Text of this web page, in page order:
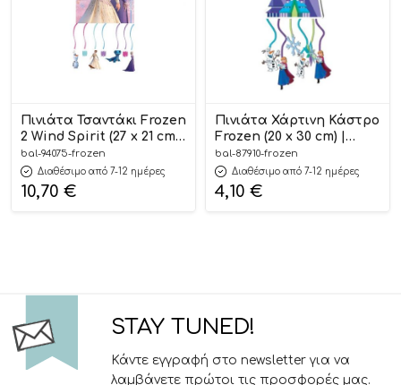
Πινιάτα Τσαντάκι Frozen
2 Wind Spirit (27 x 21 cm)
| 94075
bal-94075-frozen
Διαθέσιμο από 7-12 ημέρες
10,70 €
Πινιάτα Χάρτινη Κάστρο
Frozen (20 x 30 cm) |
87910
bal-87910-frozen
Διαθέσιμο από 7-12 ημέρες
4,10 €
STAY TUNED!
Κάντε εγγραφή στο newsletter για να
λαμβάνετε πρώτοι τις προσφορές μας.